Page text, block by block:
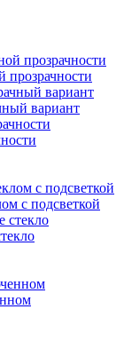
прозрачности
вариант
с подсветкой